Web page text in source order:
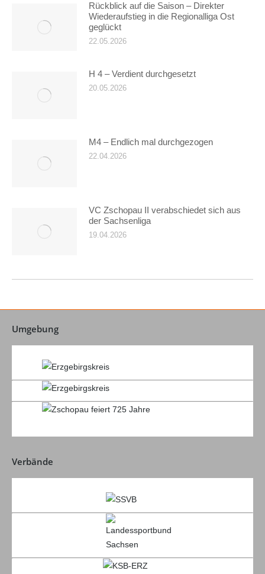
Rückblick auf die Saison – Direkter
Wiederaufstieg in die Regionalliga Ost
geglückt
22.05.2026
H 4 – Verdient durchgesetzt
20.05.2026
M4 – Endlich mal durchgezogen
22.04.2026
VC Zschopau II verabschiedet sich aus
der Sachsenliga
19.04.2026
Umgebung
Verbände